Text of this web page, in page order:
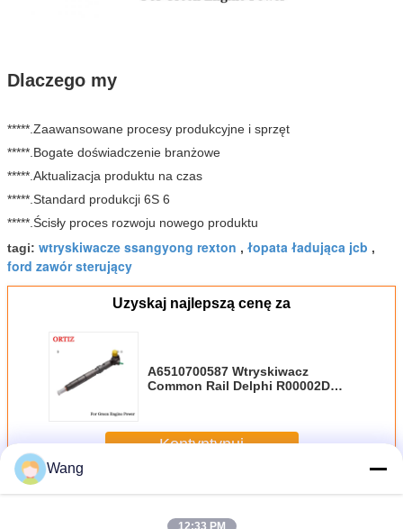
Dlaczego my
*****.Zaawansowane procesy produkcyjne i sprzęt
*****.Bogate doświadczenie branżowe
*****.Aktualizacja produktu na czas
*****.Standard produkcji 6S 6
*****.Ścisły proces rozwoju nowego produktu
tagi: wtryskiwacze ssangyong rexton , łopata ładująca jcb ,
ford zawór sterujący
Uzyskaj najlepszą cenę za
A6510700587 Wtryskiwacz
Common Rail Delphi R00002D
Kontyntynuj
JeszczeWtryskiwacz Wspólny Szyna DELPHI
Wang
12:33 PM